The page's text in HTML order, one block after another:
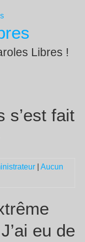
Libres !
s’est fait
Aucun
eu de